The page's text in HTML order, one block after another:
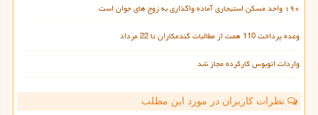
۱۹۰ واحد مسکن استیجاری آماده واگذاری به زوج های جوان است
وعده پرداخت 110 همت از مطالبات گندمکاران تا 22 مرداد
واردات اتوبوس کارکرده مجاز شد
نظرات کاربران در مورد این مطلب